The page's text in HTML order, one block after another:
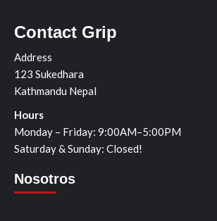
Contact Grip
Address
123 Sukedhara
Kathmandu Nepal
Hours
Monday – Friday: 9:00AM–5:00PM
Saturday & Sunday: Closed!
Nosotros